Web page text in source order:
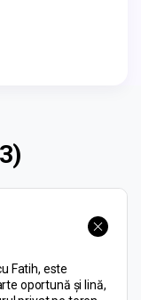
Fatih, este
oportună și lină,